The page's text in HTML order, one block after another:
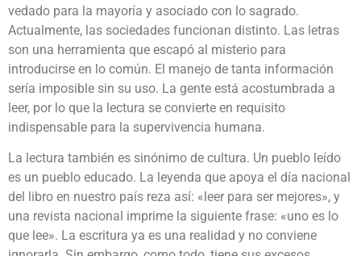
vedado para la mayoría y asociado con lo sagrado.
Actualmente, las sociedades funcionan distinto. Las letras
son una herramienta que escapó al misterio para
introducirse en lo común. El manejo de tanta información
sería imposible sin su uso. La gente está acostumbrada a
leer, por lo que la lectura se convierte en requisito
indispensable para la supervivencia humana.
La lectura también es sinónimo de cultura. Un pueblo leído
es un pueblo educado. La leyenda que apoya el día nacional
del libro en nuestro país reza así: «leer para ser mejores», y
una revista nacional imprime la siguiente frase: «uno es lo
que lee». La escritura ya es una realidad y no conviene